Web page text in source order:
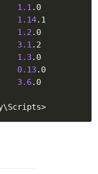
1.1 .0
1.14.1
1.2 .0
3.1 .2
1.3.0
0.13.0
3.6.0
\Scripts>